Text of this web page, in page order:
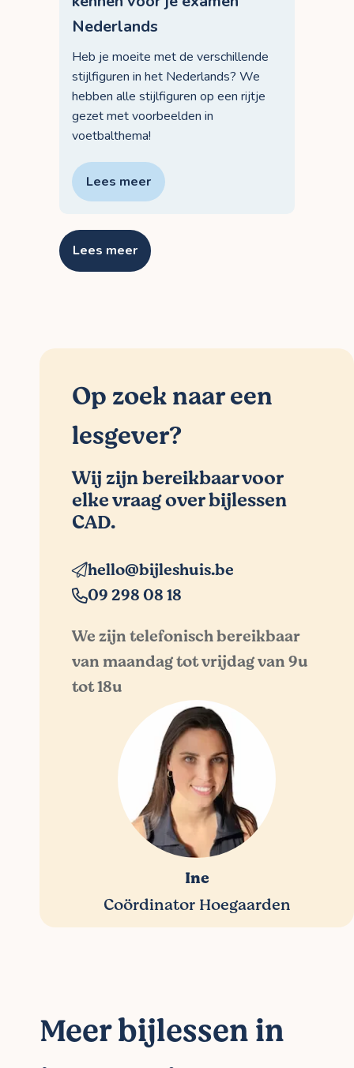
Nederlands
Heb je moeite met de verschillende
stijlfiguren in het Nederlands? We
hebben alle stijlfiguren op een rijtje
gezet met voorbeelden in
voetbalthema!
Lees meer
Lees meer
Op zoek naar een
lesgever?
Wij zijn bereikbaar voor
elke vraag over bijlessen
CAD.
hello@bijleshuis.be
09 298 08 18
We zijn telefonisch bereikbaar
van maandag tot vrijdag van 9u
tot 18u
Ine
Coördinator Hoegaarden
Meer bijlessen in